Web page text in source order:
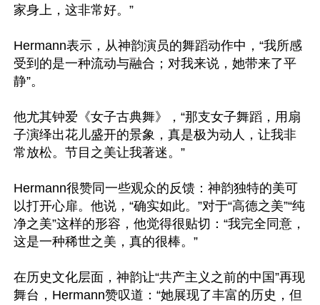
家身上，这非常好。”
Hermann表示，从神韵演员的舞蹈动作中，“我所感
受到的是一种流动与融合；对我来说，她带来了平
静”。
他尤其钟爱《女子古典舞》，“那支女子舞蹈，用扇
子演绎出花儿盛开的景象，真是极为动人，让我非
常放松。节目之美让我著迷。”
Hermann很赞同一些观众的反馈：神韵独特的美可
以打开心扉。他说，“确实如此。”对于“高德之美”“纯
净之美”这样的形容，他觉得很贴切：“我完全同意，
这是一种稀世之美，真的很棒。”
在历史文化层面，神韵让“共产主义之前的中国”再现
舞台，Hermann赞叹道：“她展现了丰富的历史，但